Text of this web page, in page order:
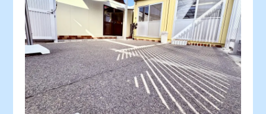
30
〇
31
〇
：シーズン料金 〇：空車
：残り僅か ×：満車